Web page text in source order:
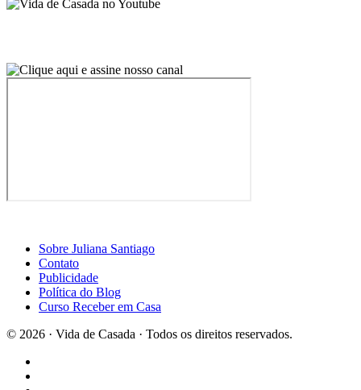
Sobre Juliana Santiago
Contato
Publicidade
Política do Blog
Curso Receber em Casa
© 2026 · Vida de Casada · Todos os direitos reservados.